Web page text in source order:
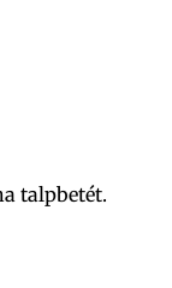
talpbetét.